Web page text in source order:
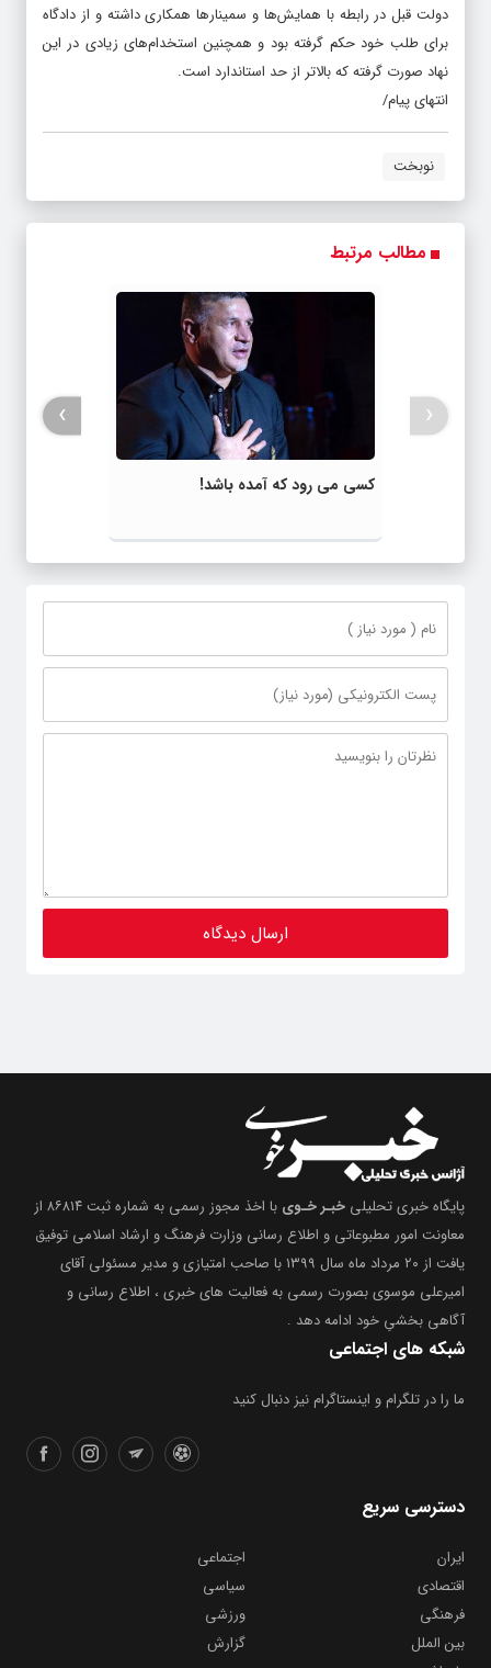
دولت قبل در رابطه با همایش‌ها و سمینارها همکاری داشته و از دادگاه
برای طلب خود حکم گرفته بود و همچنین استخدام‌های زیادی در این
نهاد صورت گرفته که بالاتر از حد استاندارد است.
انتهای پیام/
نوبخت
مطالب مرتبط
کسی می رود که آمده باشد!
‹
›
پایگاه خبری تحلیلی خبـر خـوی
با اخذ مجوز رسمی به شماره ثبت ۸۶۸۱۴ از
معاونت امور مطبوعاتی و اطلاع رسانی وزارت فرهنگ و ارشاد اسلامی توفیق
یافت از ۲۰ مرداد ماه سال ۱۳۹۹ با صاحب امتیازی و مدیر مسئولی آقای
امیرعلی موسوی بصورت رسمی به فعالیت های خبری ، اطلاع رسانی و
آگاهی بخشیِ خود ادامه دهد .
شبکه های اجتماعی
ما را در تلگرام و اینستاگرام نیز دنبال کنید
دسترسی سریع
ایران
اجتماعی
اقتصادی
سیاسی
فرهنگی
ورزشی
بین الملل
گزارش